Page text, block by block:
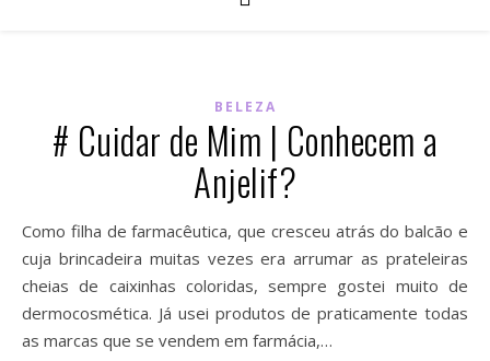
BELEZA
# Cuidar de Mim | Conhecem a
Anjelif?
Como filha de farmacêutica, que cresceu atrás do balcão e
cuja brincadeira muitas vezes era arrumar as prateleiras
cheias de caixinhas coloridas, sempre gostei muito de
dermocosmética. Já usei produtos de praticamente todas
as marcas que se vendem em farmácia,…